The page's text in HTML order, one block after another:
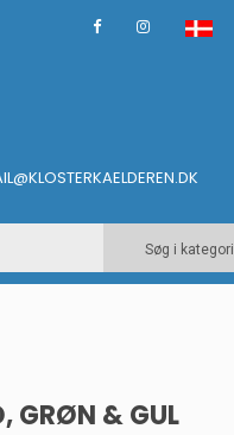
Søg i kategori
GRØN & GUL